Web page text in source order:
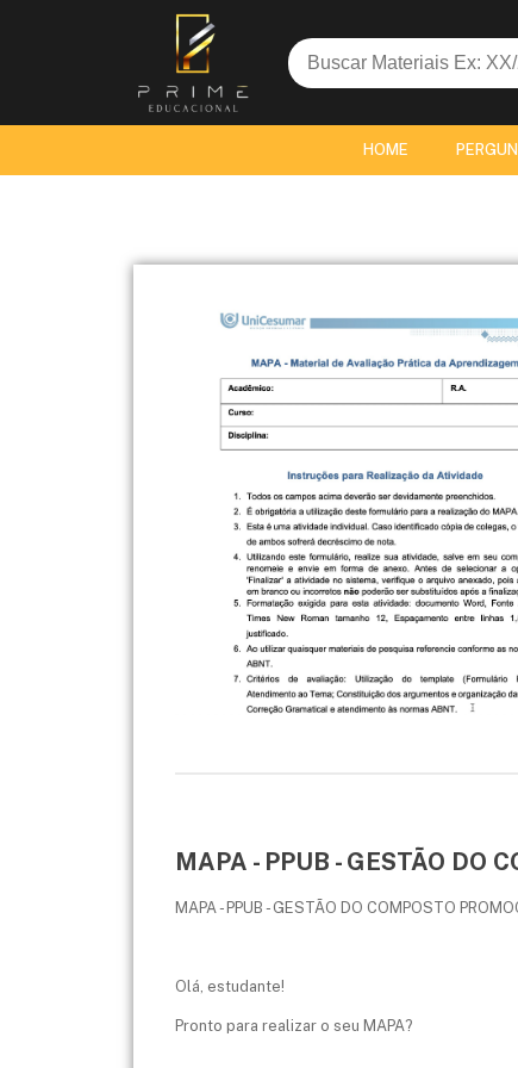
Search
for:
HOME
MAPA - PPUB - GESTÃO DO
MAPA - PPUB - GESTÃO DO COMPOSTO
Olá, estudante!
Pronto para realizar o seu MAPA?